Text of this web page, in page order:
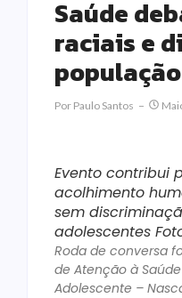
Saúde
raciais e
população
Por Paulo Santos
Evento contribui
acolhimento
sem
adolescentes
Roda de conversa
de Atenção à
Adolescente –